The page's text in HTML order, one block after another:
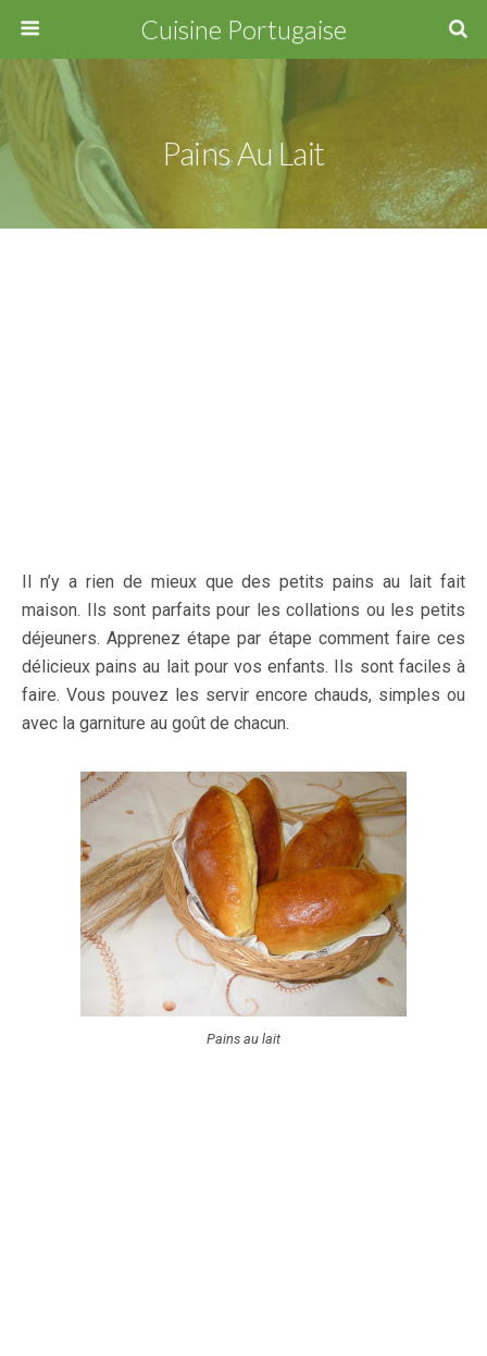
Cuisine Portugaise
Pains Au Lait
Il n’y a rien de mieux que des petits pains au lait fait
maison. Ils sont parfaits pour les collations ou les petits
déjeuners. Apprenez étape par étape comment faire ces
délicieux pains au lait pour vos enfants. Ils sont faciles à
faire. Vous pouvez les servir encore chauds, simples ou
avec la garniture au goût de chacun.
Pains au lait